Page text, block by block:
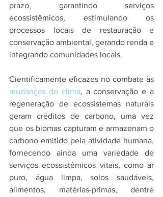
prazo, garantindo serviços
ecossistêmicos, estimulando os
processos locais de restauração e
conservação ambiental, gerando renda e
integrando comunidades locais.
Cientificamente eficazes no combate às
mudanças do clima, a conservação e a
regeneração de ecossistemas naturais
geram créditos de carbono, uma vez
que os biomas capturam e armazenam o
carbono emitido pela atividade humana,
fornecendo ainda uma variedade de
serviços ecossistêmicos vitais, como ar
puro, água limpa, solos saudáveis,
alimentos, matérias-primas, dentre